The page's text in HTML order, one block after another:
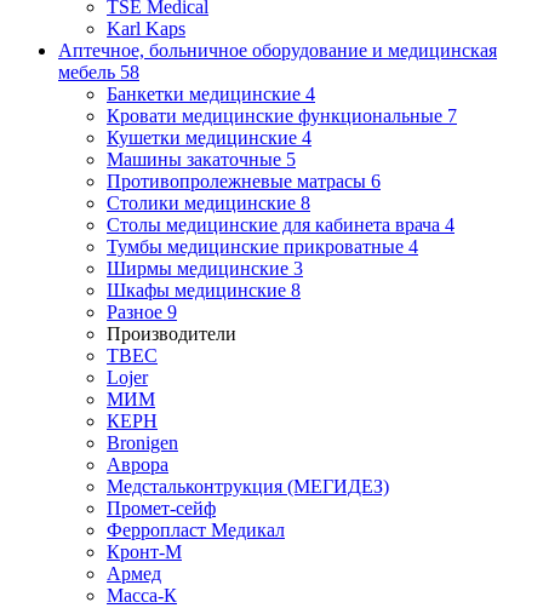
TSE Medical
Karl Kaps
Аптечное, больничное оборудование и медицинская
мебель 58
Банкетки медицинские 4
Кровати медицинские функциональные 7
Кушетки медицинские 4
Машины закаточные 5
Противопролежневые матрасы 6
Столики медицинские 8
Столы медицинские для кабинета врача 4
Тумбы медицинские прикроватные 4
Ширмы медицинские 3
Шкафы медицинские 8
Разное 9
Производители
ТВЕС
Lojer
МИМ
КЕРН
Bronigen
Аврора
Медстальконтрукция (МЕГИДЕЗ)
Промет-сейф
Ферропласт Медикал
Кронт-М
Армед
Масса-К